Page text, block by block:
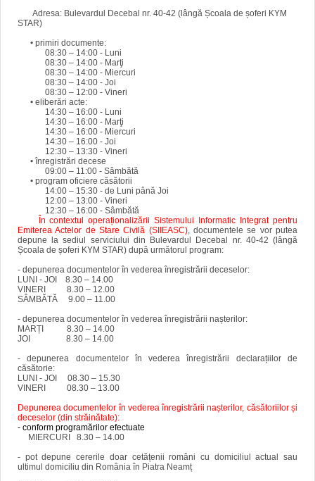
Adresa: Bulevardul Decebal nr. 40-42 (lângă Școala de șoferi KYM
STAR)
• primiri documente:
08:30 – 14:00 - Luni
08:30 – 14:00 - Marţi
08:30 – 14:00 - Miercuri
08:30 – 14:00 - Joi
08:30 – 12:00 - Vineri
• eliberări acte:
14:30 – 16:00 - Luni
14:30 – 16:00 - Marţi
14:30 – 16:00 - Miercuri
14:30 – 16:00 - Joi
12:30 – 13:30 - Vineri
• înregistrări decese
09:00 – 11:00 - Sâmbătă
• program oficiere căsătorii
14:00 – 15:30 - de Luni până Joi
12:00 – 13:00 - Vineri
12:30 – 16:00 - Sâmbătă
În contextul operaționalizării Sistemului Informatic Integrat pentru
Emiterea Actelor de Stare Civilă (SIIEASC), documentele se vor putea
depune la sediul serviciului din Bulevardul Decebal nr. 40-42 (lângă
Școala de șoferi KYM STAR) după următorul program:
- depunerea documentelor în vederea înregistrării deceselor:
LUNI - JOI 8.30 – 14.00
VINERI 8.30 – 12.00
SÂMBĂTĂ 9.00 – 11.00
- depunerea documentelor în vederea înregistrării nașterilor:
MARȚI 8.30 – 14.00
JOI 8.30 – 14.00
- depunerea documentelor în vederea înregistrării declarațiilor de
căsătorie:
LUNI - JOI 08.30 – 15.30
VINERI 08.30 – 13.00
Depunerea documentelor în vederea înregistrării nașterilor, căsătoriilor și
deceselor (din străinătate):
- conform programărilor efectuate
MIERCURI 8.30 – 14.00
- pot depune cererile doar cetățenii români cu domiciliul actual sau
ultimul domiciliu din România în Piatra Neamț